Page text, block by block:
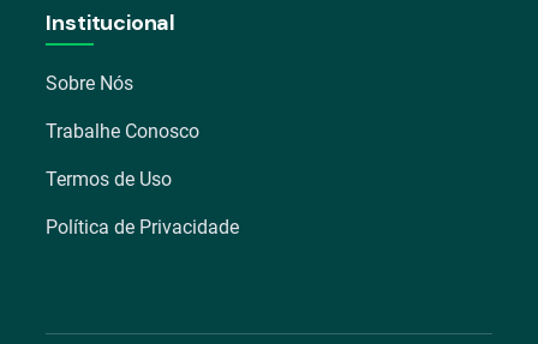
Institucional
Sobre Nós
Trabalhe Conosco
Termos de Uso
Política de Privacidade